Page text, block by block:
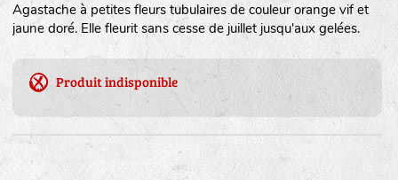
Agastache à petites fleurs tubulaires de couleur orange vif et
jaune doré. Elle fleurit sans cesse de juillet jusqu'aux gelées.
Produit indisponible